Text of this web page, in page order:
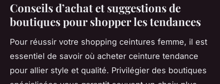
Conseils d’achat et suggestions de
boutiques pour shopper les tendances
Pour réussir votre shopping ceintures femme, il est
essentiel de savoir où acheter ceinture tendance
pour allier style et qualité. Privilégier des boutiques